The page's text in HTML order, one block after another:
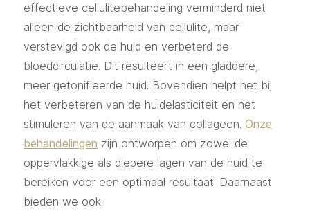
effectieve cellulitebehandeling verminderd niet
alleen de zichtbaarheid van cellulite, maar
verstevigd ook de huid en verbeterd de
bloedcirculatie. Dit resulteert in een gladdere,
meer getonifieerde huid. Bovendien helpt het bij
het verbeteren van de huidelasticiteit en het
stimuleren van de aanmaak van collageen. Onze
behandelingen zijn ontworpen om zowel de
oppervlakkige als diepere lagen van de huid te
bereiken voor een optimaal resultaat. Daarnaast
bieden we ook: